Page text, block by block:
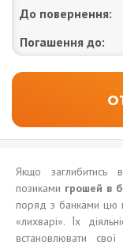
До повернення:
Погашення до:
Якщо заглибитись
позиками грошей в
поряд з банками цю
«лихварі». Їх
встановлювати